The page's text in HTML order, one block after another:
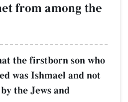
from among the
the firstborn son who
was Ishmael and not
the Jews and